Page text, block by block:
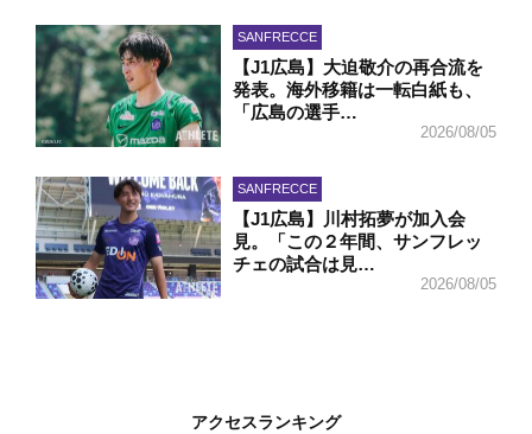
SANFRECCE
【J1広島】大迫敬介の再合流を
発表。海外移籍は一転白紙も、
「広島の選手…
2026/08/05
SANFRECCE
【J1広島】川村拓夢が加入会
見。「この２年間、サンフレッ
チェの試合は見…
2026/08/05
アクセスランキング